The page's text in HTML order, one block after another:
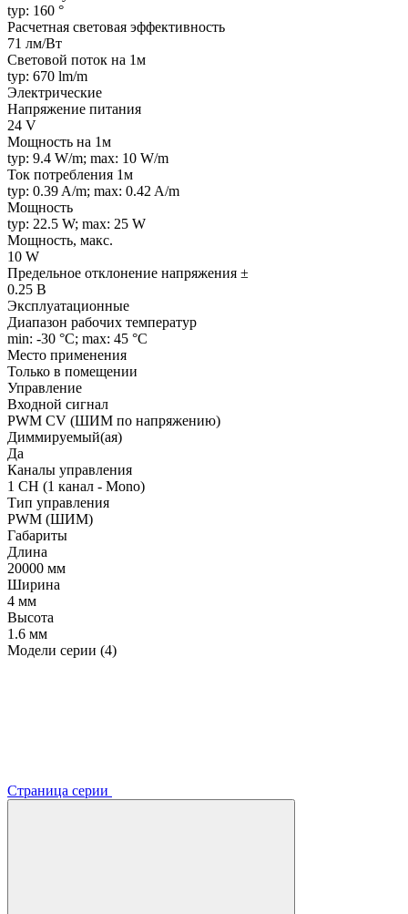
typ: 160 °
Расчетная световая эффективность
71 лм/Вт
Световой поток на 1м
typ: 670 lm/m
Электрические
Напряжение питания
24 V
Мощность на 1м
typ: 9.4 W/m; max: 10 W/m
Ток потребления 1м
typ: 0.39 A/m; max: 0.42 A/m
Мощность
typ: 22.5 W; max: 25 W
Мощность, макс.
10 W
Предельное отклонение напряжения ±
0.25 В
Эксплуатационные
Диапазон рабочих температур
min: -30 °C; max: 45 °C
Место применения
Только в помещении
Управление
Входной сигнал
PWM СV (ШИМ по напряжению)
Диммируемый(ая)
Да
Каналы управления
1 CH (1 канал - Mono)
Тип управления
PWM (ШИМ)
Габариты
Длина
20000 мм
Ширина
4 мм
Высота
1.6 мм
Модели серии (4)
Страница серии